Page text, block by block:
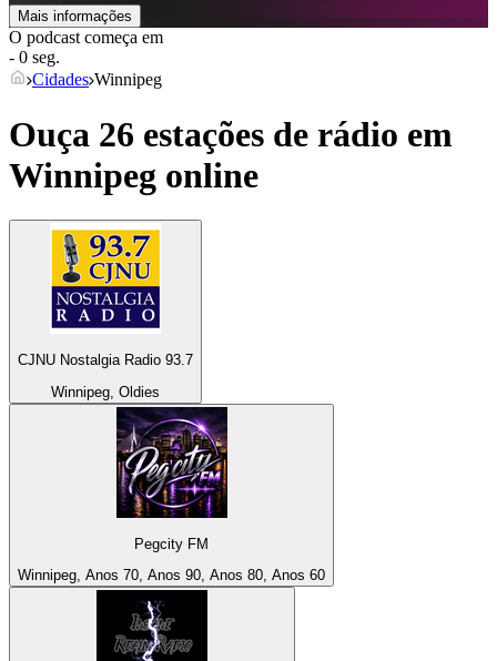
Mais informações
O podcast começa em
- 0 seg.
Cidades Winnipeg
Ouça 26 estações de rádio em
Winnipeg online
CJNU Nostalgia Radio 93.7
Winnipeg, Oldies
Pegcity FM
Winnipeg, Anos 70, Anos 90, Anos 80, Anos 60